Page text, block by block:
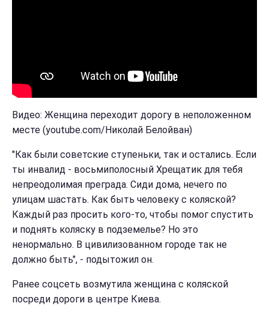
Видео: Женщина переходит дорогу в неположенном
месте (youtube.com/Николай Белойван)
"Как были советские ступеньки, так и остались. Если
ты инвалид - восьмиполосный Хрещатик для тебя
непреодолимая преграда. Сиди дома, нечего по
улицам шастать. Как быть человеку с коляской?
Каждый раз просить кого-то, чтобы помог спустить
и поднять коляску в подземелье? Но это
ненормально. В цивилизованном городе так не
должно быть", - подытожил он.
Ранее соцсеть возмутила женщина с коляской
посреди дороги в центре Киева.